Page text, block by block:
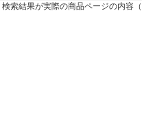
索結果が実際の商品ページの内容